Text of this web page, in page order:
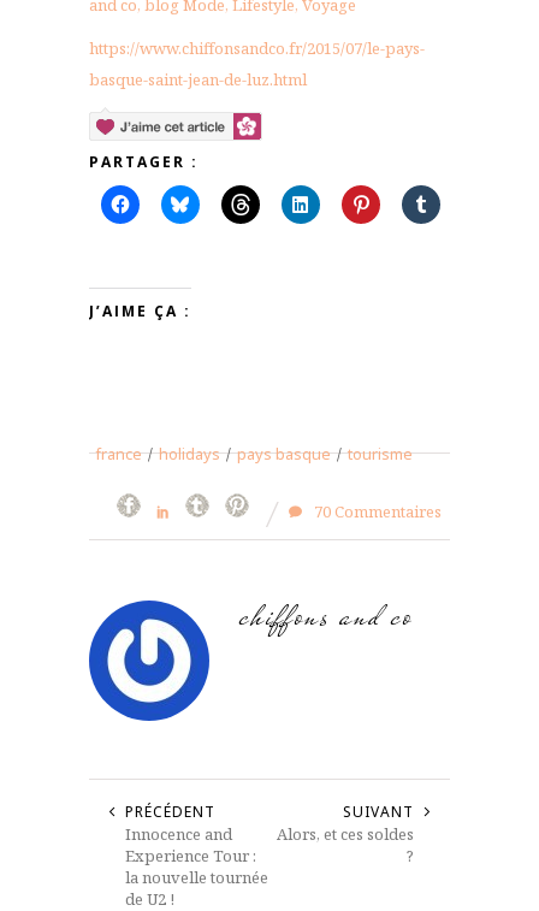
and co, blog Mode, Lifestyle, Voyage
https://www.chiffonsandco.fr/2015/07/le-pays-
basque-saint-jean-de-luz.html
PARTAGER :
J’AIME ÇA :
france / holidays / pays basque / tourisme
70 Commentaires
chiffons and co
PRÉCÉDENT
Innocence and
Experience Tour :
la nouvelle tournée
de U2 !
SUIVANT
Alors, et ces soldes
?